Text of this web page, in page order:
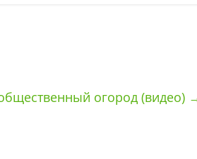
огород (видео)